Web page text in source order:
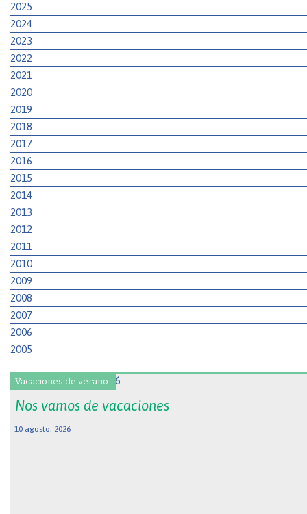
2025
2024
2023
2022
2021
2020
2019
2018
2017
2016
2015
2014
2013
2012
2011
2010
2009
2008
2007
2006
2005
Vacaciones de verano.
Nos vamos de vacaciones
10 agosto, 2026